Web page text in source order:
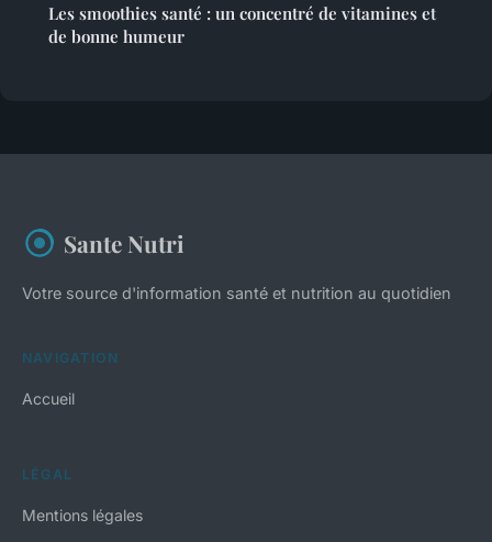
Les smoothies santé : un concentré de vitamines et
de bonne humeur
Sante Nutri
Votre source d'information santé et nutrition au quotidien
NAVIGATION
Accueil
LÉGAL
Mentions légales